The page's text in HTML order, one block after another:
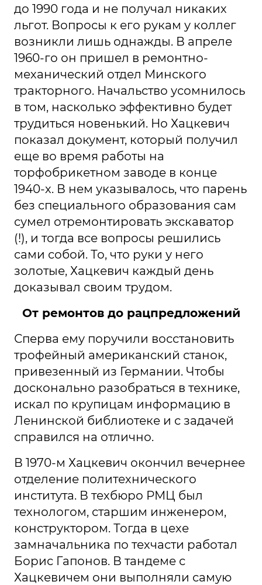
до 1990 года и не получал никаких
льгот. Вопросы к его рукам у коллег
возникли лишь однажды. В апреле
1960-го он пришел в ремонтно-
механический отдел Минского
тракторного. Начальство усомнилось
в том, насколько эффективно будет
трудиться новенький. Но Хацкевич
показал документ, который получил
еще во время работы на
торфобрикетном заводе в конце
1940-х. В нем указывалось, что парень
без специального образования сам
сумел отремонтировать экскаватор
(!), и тогда все вопросы решились
сами собой. То, что руки у него
золотые, Хацкевич каждый день
доказывал своим трудом.
От ремонтов до рацпредложений
Сперва ему поручили восстановить
трофейный американский станок,
привезенный из Германии. Чтобы
досконально разобраться в технике,
искал по крупицам информацию в
Ленинской библиотеке и с задачей
справился на отлично.
В 1970-м Хацкевич окончил вечернее
отделение политехнического
института. В техбюро РМЦ был
технологом, старшим инженером,
конструктором. Тогда в цехе
замначальника по техчасти работал
Борис Гапонов. В тандеме с
Хацкевичем они выполняли самую